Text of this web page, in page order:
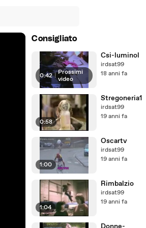
Consigliato
0:42 | Prossimi
video
Csi-luminol
irdsat99
18 anni fa
0:58
Stregoneria1
irdsat99
19 anni fa
1:00
Oscartv
irdsat99
19 anni fa
1:04
Rimbalzio
irdsat99
19 anni fa